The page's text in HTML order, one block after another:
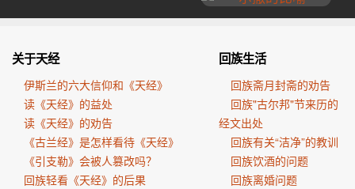
关于天经
伊斯兰的六大信仰和《天经》
读《天经》的益处
读《天经》的劝告
《古兰经》是怎样看待《天经》
《引支勒》会被人篡改吗？
回族轻看《天经》的后果
回族生活
回族斋月封斋的劝告
回族"古尔邦"节来历的
经文出处
回族有关“洁净”的教训
回族饮酒的问题
回族离婚问题